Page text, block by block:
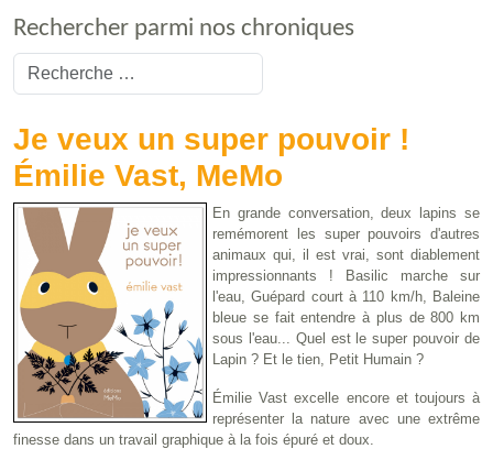
Rechercher parmi nos chroniques
Valider
Je veux un super pouvoir !
Émilie Vast, MeMo
En grande conversation, deux lapins se
remémorent les super pouvoirs d'autres
animaux qui, il est vrai, sont diablement
impressionnants ! Basilic marche sur
l'eau, Guépard court à 110 km/h, Baleine
bleue se fait entendre à plus de 800 km
sous l'eau... Quel est le super pouvoir de
Lapin ? Et le tien, Petit Humain ?
Émilie Vast excelle encore et toujours à
représenter la nature avec une extrême
finesse dans un travail graphique à la fois épuré et doux.